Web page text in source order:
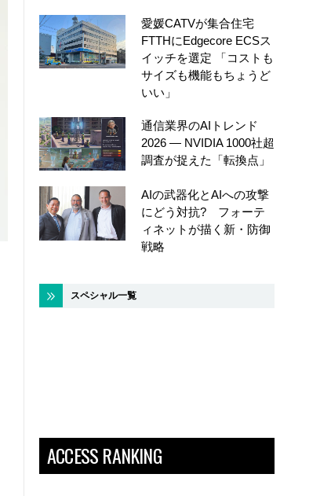
愛媛CATVが集合住宅
FTTHにEdgecore ECSス
イッチを選定 「コストも
サイズも機能もちょうど
いい」
通信業界のAIトレンド
2026 ― NVIDIA 1000社超
調査が捉えた「転換点」
AIの武器化とAIへの攻撃
にどう対抗? フォーテ
ィネットが描く新・防御
戦略
スペシャル一覧
ACCESS RANKING